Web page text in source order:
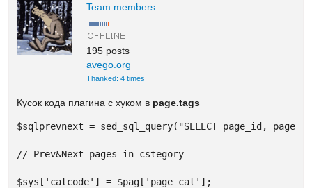
Team members
195 posts
avego.org
Thanked: 4 times
Кусок кода плагина с хуком в page.tags
$sqlprevnext = sed_sql_query("SELECT page_id,
// Prev&Next pages in cstegory
$sys['catcode'] = $pag['page_cat'];